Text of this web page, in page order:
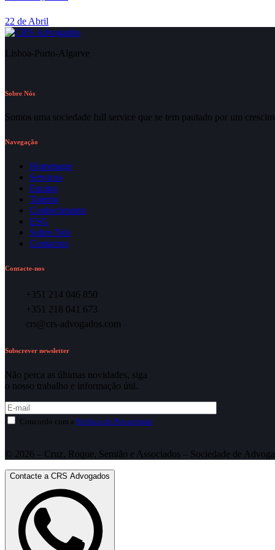
22 de Abril
Lisboa-Porto-Algarve
Sobre Nós
Somos uma sociedade full service que se tem pautado por um
Navegação
Homepage
Serviços
Equipa
Talento
Conhecimento
ESG
Sobre Nós
Contactos
Contacte-nos
+351 214 046 850
+351 218 041 673
crs@crs-advogados.com
Subscrever newsletter
Não perca as últimas novidades, siga
o nosso trabalho e informação útil.
Concordo com a Política de Privacidade.
© 2026 – Cruz, Roque, Semião e Associados – Sociedade de
Contacte a CRS Advogados